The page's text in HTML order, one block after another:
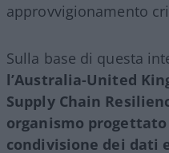
approvvigionamento
Sulla base di questa
l’Australia-United
Supply Chain
organismo
condivisione dei dati